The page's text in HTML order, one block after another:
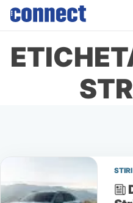
Skip
content
STIRI